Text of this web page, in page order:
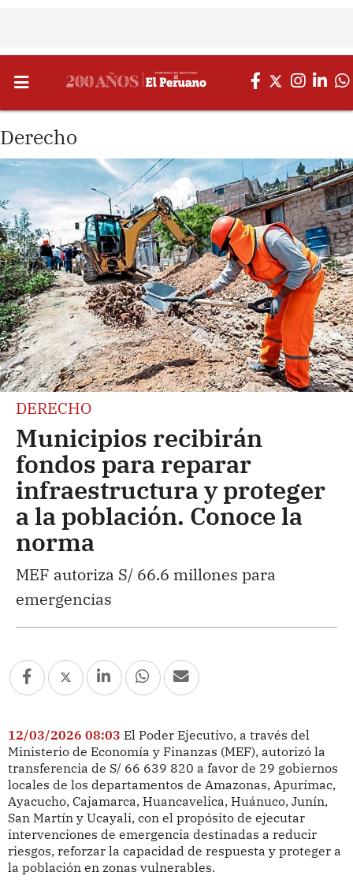
Derecho
DERECHO
Municipios recibirán
fondos para reparar
infraestructura y proteger
a la población. Conoce la
norma
MEF autoriza S/ 66.6 millones para
emergencias
12/03/2026 08:03 El Poder Ejecutivo, a través del
Ministerio de Economía y Finanzas (MEF), autorizó la
transferencia de S/ 66 639 820 a favor de 29 gobiernos
locales de los departamentos de Amazonas, Apurímac,
Ayacucho, Cajamarca, Huancavelica, Huánuco, Junín,
San Martín y Ucayali, con el propósito de ejecutar
intervenciones de emergencia destinadas a reducir
riesgos, reforzar la capacidad de respuesta y proteger a
la población en zonas vulnerables.